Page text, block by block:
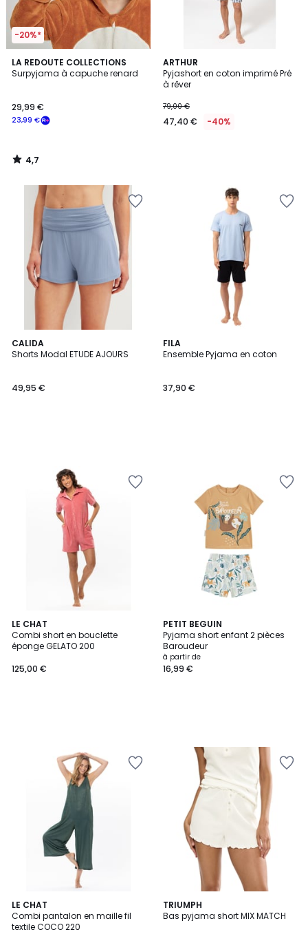
-20%*
LA REDOUTE COLLECTIONS
Surpyjama à capuche renard
23,99 €
29,99 €
4,7
/ 5
4,7
/
ARTHUR
Pyjashort en coton imprimé Pré
à rêver
79,00 €
47,40 € -40%
CALIDA
Shorts Modal ETUDE AJOURS
49,95 €
FILA
Ensemble Pyjama en coton
37,90 €
LE CHAT
Combi short en bouclette
éponge GELATO 200
125,00 €
PETIT BEGUIN
Pyjama short enfant 2 pièces
Baroudeur
à partir de
16,99 €
LE CHAT
Combi pantalon en maille fil
textile COCO 220
TRIUMPH
Bas pyjama short MIX MATCH
3
Couleurs